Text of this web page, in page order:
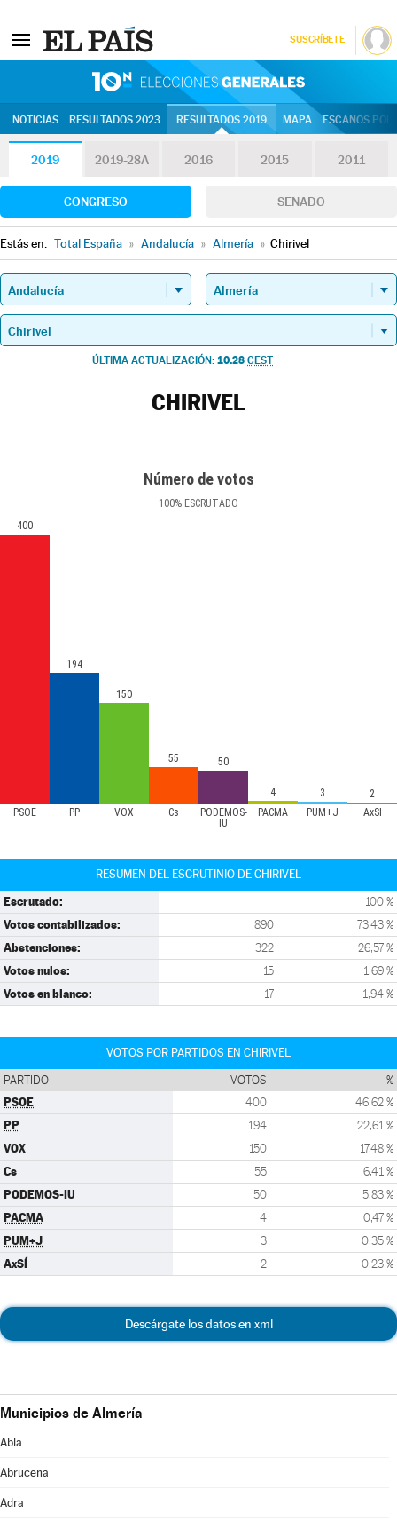
SUSCRÍBETE
NOTICIAS RESULTADOS 2023 RESULTADOS 2019 MAPA ESCAÑOS
2019 2019-28A 2016 2015 2011
CONGRESO SENADO
Estás en: Total España » Andalucía » Almería » Chirivel
ÚLTIMA ACTUALIZACIÓN: 10.28 CEST
CHIRIVEL
Número de votos
100% ESCRUTADO
PSOE PP VOX Cs
PODEMOS-
IU
PACMA PUM+J AxSÍ
400
194
150
55 50
4 3 2
RESUMEN DEL ESCRUTINIO DE CHIRIVEL
Escrutado: 100 %
Votos contabilizados: 890 73,43 %
Abstenciones: 322 26,57 %
Votos nulos: 15 1,69 %
Votos en blanco: 17 1,94 %
VOTOS POR PARTIDOS EN CHIRIVEL
PARTIDO VOTOS %
PSOE 400 46,62 %
PP 194 22,61 %
VOX 150 17,48 %
Cs 55 6,41 %
PODEMOS-IU 50 5,83 %
PACMA 4 0,47 %
PUM+J 3 0,35 %
AxSÍ 2 0,23 %
Descárgate los datos en xml
Municipios de Almería
Abla
Abrucena
Adra